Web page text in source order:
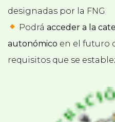
designadas por la FNG
Podráacceder a la
autonómico en el futuro
requisitos que se